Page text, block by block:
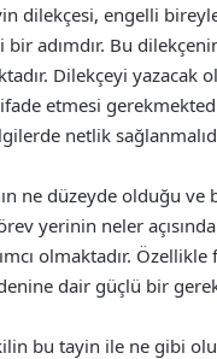
dilekçesi, engelli
adımdır. Bu
Dilekçeyi
etmesi
netlik
ne düzeyde olduğu
yerinin neler
olmaktadır.
dair güçlü bir
bu tayin ile ne gibi